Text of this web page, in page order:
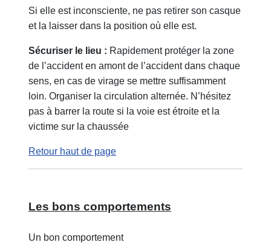
Si elle est inconsciente, ne pas retirer son casque
et la laisser dans la position où elle est.
Sécuriser le lieu : Rapidement protéger la zone
de l’accident en amont de l’accident dans chaque
sens, en cas de virage se mettre suffisamment
loin. Organiser la circulation alternée. N’hésitez
pas à barrer la route si la voie est étroite et la
victime sur la chaussée
Retour haut de page
Les bons comportements
Un bon comportement